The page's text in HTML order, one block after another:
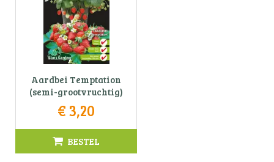
Aardbei Temptation
(semi-grootvruchtig)
€3,20
BESTEL